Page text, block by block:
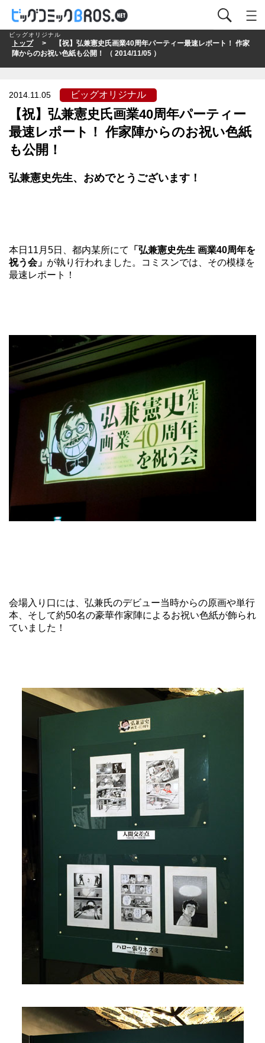
トップ> 【祝】弘兼憲史氏画業40周年パーティー最速レポート！ 作家
陣からのお祝い色紙も公開！ （ 2014/11/05 ）
ビッグオリジナル
2014.11.05
【祝】弘兼憲史氏画業40周年パーティー
最速レポート！ 作家陣からのお祝い色紙
も公開！
ビッグオリジナル
弘兼憲史先生、おめでとうございます！
本日11月5日、都内某所にて
「弘兼憲史先生 画業40周年を
祝う会」 が執り行われました。コミスンでは、その模様を
最速レポート！
会場入り口には、弘兼氏のデビュー当時からの原画や単行
本、そして約50名の豪華作家陣によるお祝い色紙が飾られ
ていました！